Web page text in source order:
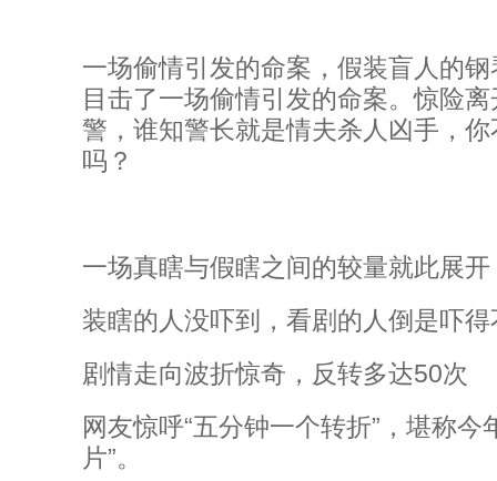
一场偷情引发的命案，假装盲人的
目击了一场偷情引发的命案。惊险
警，谁知警长就是情夫杀人凶手，
吗？
一场真瞎与假瞎之间的较量就此展开
装瞎的人没吓到，看剧的人倒是吓得
剧情走向波折惊奇，反转多达50次
网友惊呼“五分钟一个转折”，堪称今
片”。